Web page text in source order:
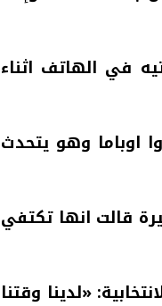
في الهاتف اثناء
اوباما وهو يتحدث
قالت انها تكتفي
«لدينا وقتنا